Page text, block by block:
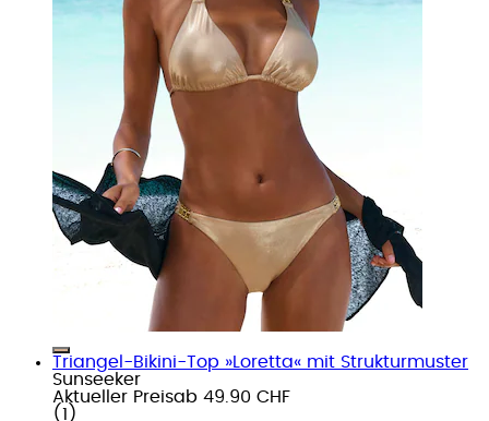
Triangel-Bikini-Top »Loretta« mit Strukturmuster
Sunseeker
Aktueller Preisab 49.90 CHF
( 1 )